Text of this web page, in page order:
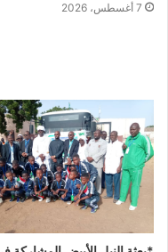
7 أغسطس، 2026